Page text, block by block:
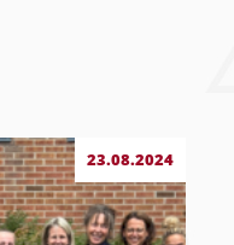
23.08.2024